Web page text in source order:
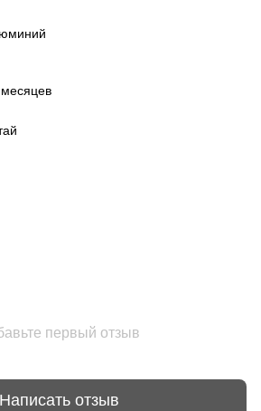
первый отзыв
Написать отзыв